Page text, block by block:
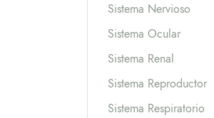
Sistema Nervioso
Sistema Ocular
Sistema Renal
Sistema Reproductor
Sistema Respiratorio